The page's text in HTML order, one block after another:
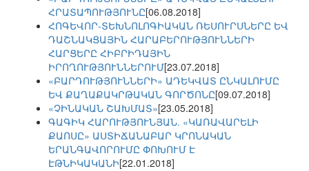
ՀՐԱՏԱՊՈՒԹՅՈՒՆԸ[06.08.2018]
ՀՈԳԵՎՈՐ-ՏԵԽՆՈԼՈԳԻԱԿԱՆ ՌԵՍՈՒՐՍՆԵՐԸ ԵՎ
ԴԱՇՆԱԿՑԱՅԻՆ ՀԱՐԱԲԵՐՈՒԹՅՈՒՆՆԵՐԻ
ՀԱՐՑԵՐԸ ՀԻԲՐԻԴԱՅԻՆ
ԻՐՈՂՈՒԹՅՈՒՆՆԵՐՈՒՄ[23.07.2018]
«ԲԱՐԴՈՒԹՅՈՒՆՆԵՐԻ» ԱԴԵԿՎԱՏ ԸՆԿԱԼՈՒՄԸ
ԵՎ ՔԱՂԱՔԱԿՐԹԱԿԱՆ ԳՈՐԾՈՆԸ[09.07.2018]
«ՉԻՆԱԿԱՆ ՇԱԽՄԱՏ»[23.05.2018]
ԳԱԳԻԿ ՀԱՐՈՒԹՅՈՒՆՅԱՆ. «ԿԱՌԱՎԱՐԵԼԻ
ՔԱՈՍԸ» ԱՍՏԻՃԱՆԱԲԱՐ ԿՐՈՆԱԿԱՆ
ԵՐԱՆԳԱՎՈՐՈՒՄԸ ՓՈԽՈՒՄ Է
ԷԹՆԻԿԱԿԱՆԻ[22.01.2018]